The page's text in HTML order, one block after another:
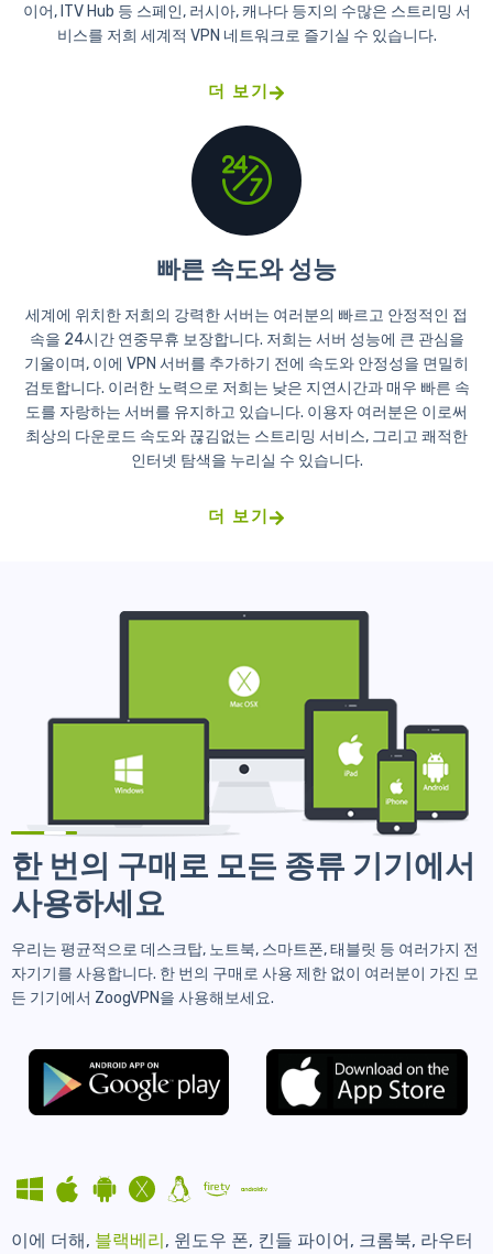
이어, ITV Hub 등 스페인, 러시아, 캐나다 등지의 수많은 스트리밍 서
비스를 저희 세계적 VPN 네트워크로 즐기실 수 있습니다.
더 보기
빠른 속도와 성능
세계에 위치한 저희의 강력한 서버는 여러분의 빠르고 안정적인 접
속을 24시간 연중무휴 보장합니다. 저희는 서버 성능에 큰 관심을
기울이며, 이에 VPN 서버를 추가하기 전에 속도와 안정성을 면밀히
검토합니다. 이러한 노력으로 저희는 낮은 지연시간과 매우 빠른 속
도를 자랑하는 서버를 유지하고 있습니다. 이용자 여러분은 이로써
최상의 다운로드 속도와 끊김없는 스트리밍 서비스, 그리고 쾌적한
인터넷 탐색을 누리실 수 있습니다.
더 보기
한 번의 구매로 모든 종류 기기에서
사용하세요
우리는 평균적으로 데스크탑, 노트북, 스마트폰, 태블릿 등 여러가지 전
자기기를 사용합니다. 한 번의 구매로 사용 제한 없이 여러분이 가진 모
든 기기에서 ZoogVPN을 사용해보세요.
이에 더해, 블랙베리, 윈도우 폰, 킨들 파이어, 크롬북, 라우터